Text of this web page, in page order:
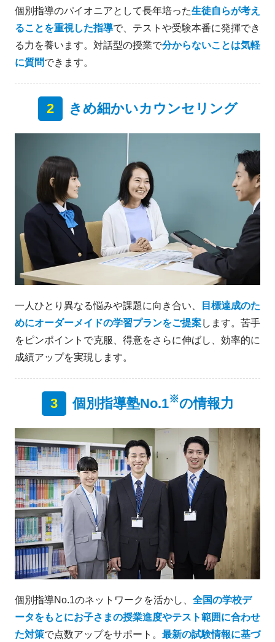
個別指導のパイオニアとして長年培った生徒自らが考え
ることを重視した指導で、テストや受験本番に発揮でき
る力を養います。対話型の授業で分からないことは気軽
に質問できます。
2 きめ細かいカウンセリング
一人ひとり異なる悩みや課題に向き合い、
目標達成のた
めにオーダーメイドの学習プランをご提案します。苦手
をピンポイントで克服、得意をさらに伸ばし、効率的に
成績アップを実現します。
3 個別指導塾No.1※の情報力
個別指導No.1のネットワークを活かし、 全国の学校デ
ータをもとにお子さまの授業進度やテスト範囲に合わせ
た対策で点数アップをサポート。 最新の試験情報に基づ